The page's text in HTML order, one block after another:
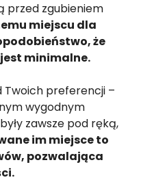
przed zgubieniem
miejscu dla
że
minimalne.
Twoich preferencji –
wygodnym
zawsze pod ręką,
im miejsce to
pozwalająca